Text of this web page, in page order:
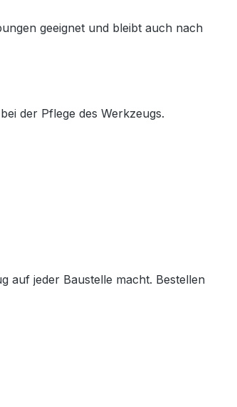
geeignet und bleibt auch nach
der Pflege des Werkzeugs.
auf jeder Baustelle macht. Bestellen